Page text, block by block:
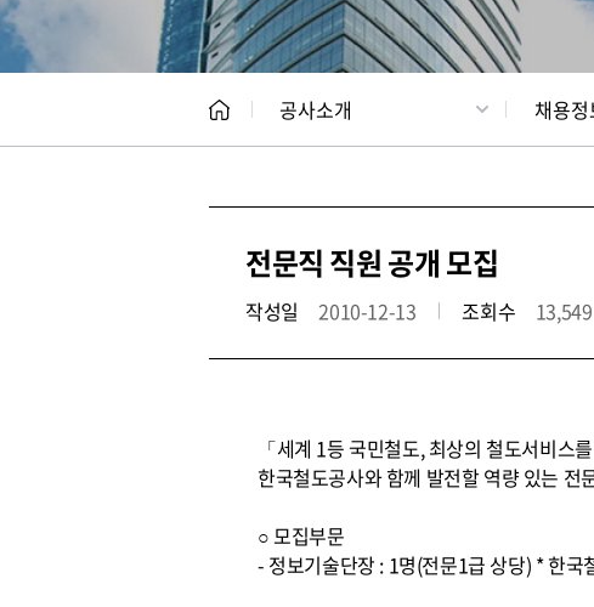
공사소개 채용정
전문직 직원 공개 모집
작성일 2010-12-13 조회수 13,549
「세계 1등 국민철도, 최상의 철도서비스를
한국철도공사와 함께 발전할 역량 있는 전
○ 모집부문
- 정보기술단장 : 1명(전문1급 상당) * 한국